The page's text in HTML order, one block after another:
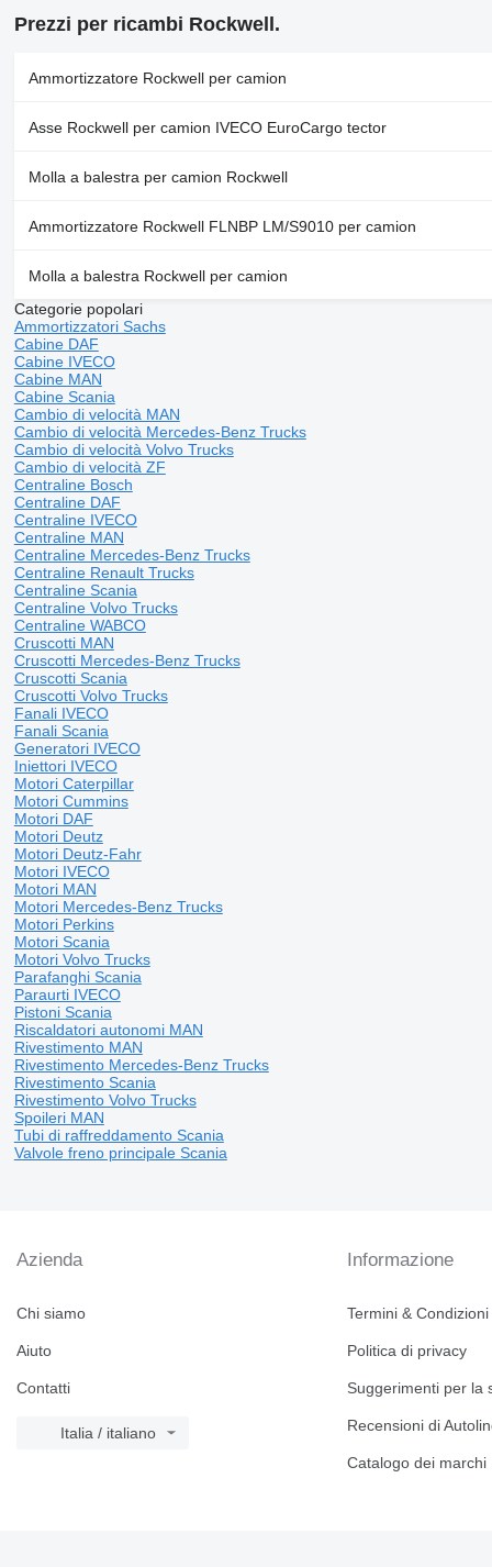
Prezzi per ricambi Rockwell.
Ammortizzatore Rockwell per camion
Asse Rockwell per camion IVECO EuroCargo tector
Molla a balestra per camion Rockwell
Ammortizzatore Rockwell FLNBP LM/S9010 per camion
Molla a balestra Rockwell per camion
Categorie popolari
Ammortizzatori Sachs
Cabine DAF
Cabine IVECO
Cabine MAN
Cabine Scania
Cambio di velocità MAN
Cambio di velocità Mercedes-Benz Trucks
Cambio di velocità Volvo Trucks
Cambio di velocità ZF
Centraline Bosch
Centraline DAF
Centraline IVECO
Centraline MAN
Centraline Mercedes-Benz Trucks
Centraline Renault Trucks
Centraline Scania
Centraline Volvo Trucks
Centraline WABCO
Cruscotti MAN
Cruscotti Mercedes-Benz Trucks
Cruscotti Scania
Cruscotti Volvo Trucks
Fanali IVECO
Fanali Scania
Generatori IVECO
Iniettori IVECO
Motori Caterpillar
Motori Cummins
Motori DAF
Motori Deutz
Motori Deutz-Fahr
Motori IVECO
Motori MAN
Motori Mercedes-Benz Trucks
Motori Perkins
Motori Scania
Motori Volvo Trucks
Parafanghi Scania
Paraurti IVECO
Pistoni Scania
Riscaldatori autonomi MAN
Rivestimento MAN
Rivestimento Mercedes-Benz Trucks
Rivestimento Scania
Rivestimento Volvo Trucks
Spoileri MAN
Tubi di raffreddamento Scania
Valvole freno principale Scania
Azienda
Chi siamo
Aiuto
Contatti
Italia / italiano
Informazione
Termini & Condizioni
Politica di privacy
Suggerimenti per la
Recensioni di
Catalogo dei marchi